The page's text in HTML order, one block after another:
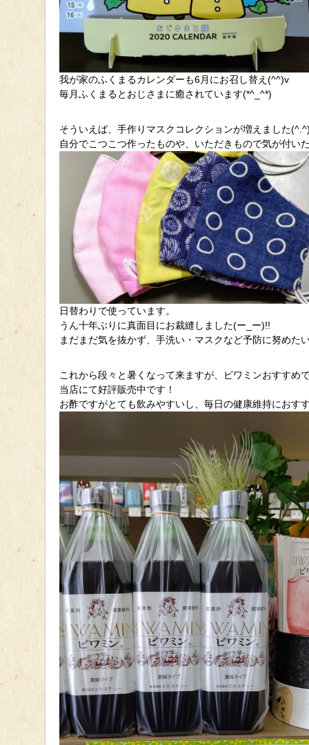
我が家のふくまるカレンダーも6月にお召し替え(^^)v
毎月ふくまるとおじさまに癒されています(*^_^*)
そういえば、手作りマスクコレクションが増えました
自分でこつこつ作ったものや、いただきもので気が付い
日替わりで使っています。
うん十年ぶりに真面目にお裁縫しました(ー_ー)!!
まだまだ気を抜かず、手洗い・マスクなど予防に努めた
これから段々と暑くなって来ますが、ビワミンおすすめ
当店にて好評販売中です！
お酢ですがとても飲みやすいし、毎日の健康維持におす